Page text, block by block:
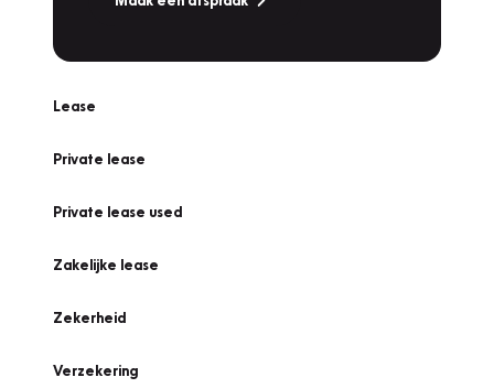
Lease
Private lease
Private lease used
Zakelijke lease
Zekerheid
Verzekering